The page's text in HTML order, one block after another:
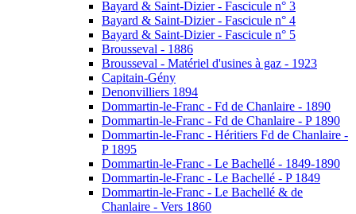
Bayard & Saint-Dizier - Fascicule n° 3
Bayard & Saint-Dizier - Fascicule n° 4
Bayard & Saint-Dizier - Fascicule n° 5
Brousseval - 1886
Brousseval - Matériel d'usines à gaz - 1923
Capitain-Gény
Denonvilliers 1894
Dommartin-le-Franc - Fd de Chanlaire - 1890
Dommartin-le-Franc - Fd de Chanlaire - P 1890
Dommartin-le-Franc - Héritiers Fd de Chanlaire -
P 1895
Dommartin-le-Franc - Le Bachellé - 1849-1890
Dommartin-le-Franc - Le Bachellé - P 1849
Dommartin-le-Franc - Le Bachellé & de
Chanlaire - Vers 1860